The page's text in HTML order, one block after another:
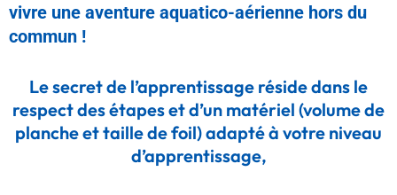
vivre une aventure aquatico-aérienne hors du
commun !
Le secret de l’apprentissage réside dans le
respect des étapes et d’un matériel (volume de
planche et taille de foil) adapté à votre niveau
d’apprentissage,